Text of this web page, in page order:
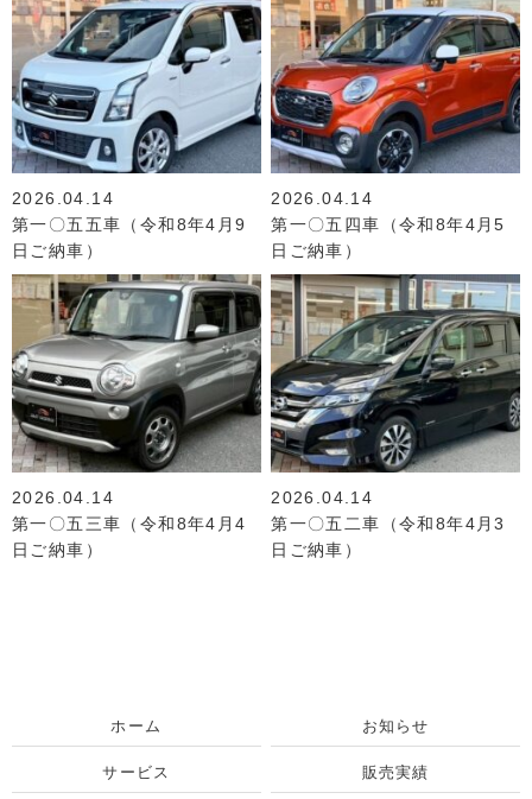
2026.04.14
第一〇五五車（令和8年4月9
日ご納車）
2026.04.14
第一〇五四車（令和8年4月5
日ご納車）
2026.04.14
第一〇五三車（令和8年4月4
日ご納車）
2026.04.14
第一〇五二車（令和8年4月3
日ご納車）
ホーム お知らせ
サービス 販売実績